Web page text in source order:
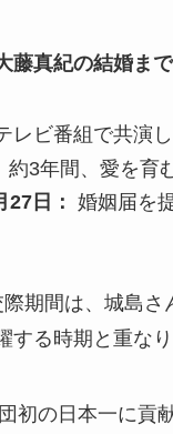
藤真紀の結婚まで
レビ番組で共演し
約3年間、愛を育
27日： 婚姻届を
期間は、城島さ
する時期と重なり
初の日本一に貢